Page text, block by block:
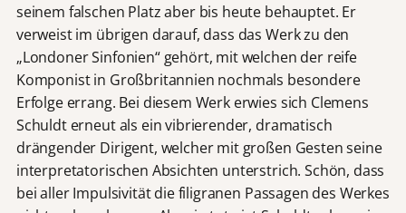
seinem falschen Platz aber bis heute behauptet. Er
verweist im übrigen darauf, dass das Werk zu den
„Londoner Sinfonien“ gehört, mit welchen der reife
Komponist in Großbritannien nochmals besondere
Erfolge errang. Bei diesem Werk erwies sich Clemens
Schuldt erneut als ein vibrierender, dramatisch
drängender Dirigent, welcher mit großen Gesten seine
interpretatorischen Absichten unterstrich. Schön, dass
bei aller Impulsivität die filigranen Passagen des Werkes